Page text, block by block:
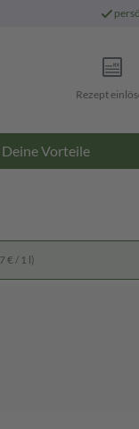
Rezept
Deine Vorteile
€ / 1 l)